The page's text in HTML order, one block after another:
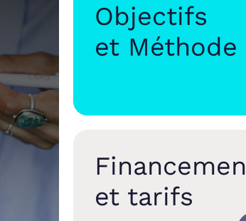
Objectifs
et Méthode
et tarifs